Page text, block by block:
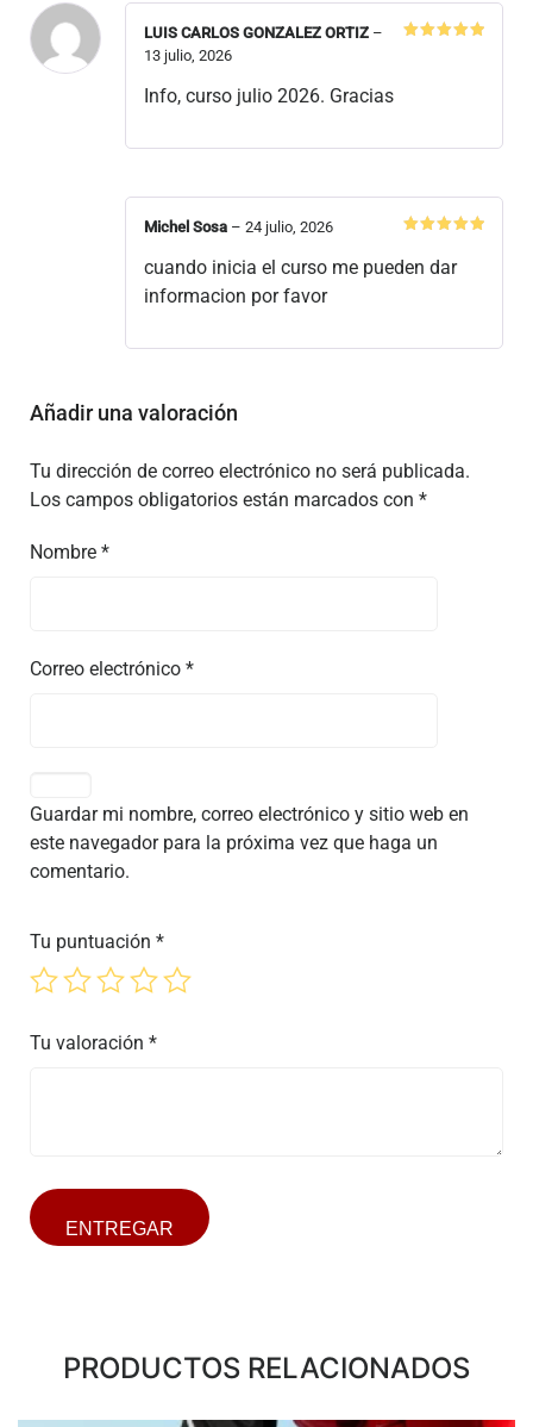
LUIS CARLOS GONZALEZ ORTIZ –
13 julio, 2026
Info, curso julio 2026. Gracias
en
de 5
Michel Sosa – 24 julio, 2026
cuando inicia el curso me pueden dar
informacion por favor
Añadir una valoración
Tu dirección de correo electrónico no será publicada.
Los campos obligatorios están marcados con *
Nombre *
Correo electrónico *
Guardar mi nombre, correo electrónico y sitio web en
este navegador para la próxima vez que haga un
comentario.
Tu puntuación *
Tu valoración *
PRODUCTOS RELACIONADOS